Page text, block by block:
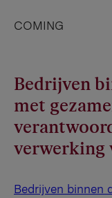
COMING
Bedrijven
met
verwerking
Bedrijven binnen